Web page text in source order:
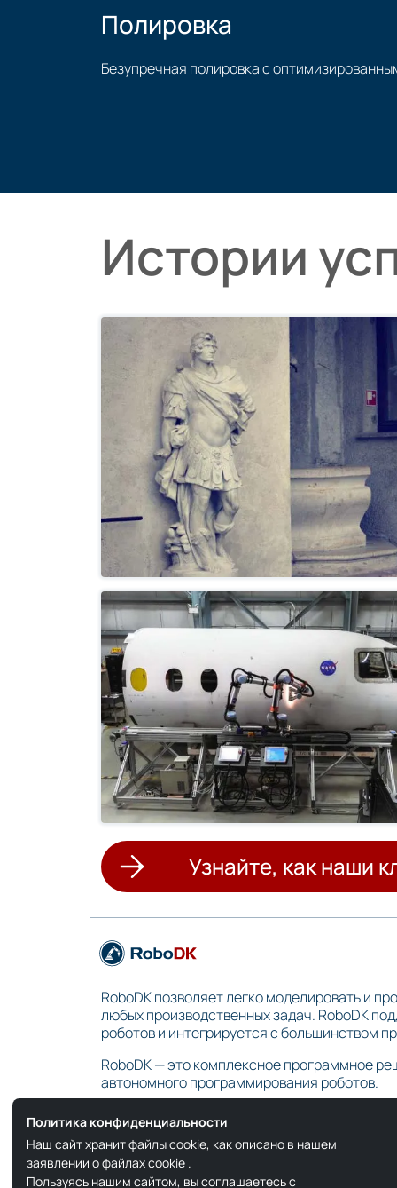
Полировка
Безупречная полировка с
Истории
Узнайте, как наши
RoboDK позволяет легко моделировать и
любых производственных задач. RoboDK
роботов и интегрируется с большинством
RoboDK — это комплексное программное
автономного программирования роботов.
Политика конфиденциальности
Наш сайт хранит файлы cookie, как описано в нашем
заявлении о файлах cookie .
Пользуясь нашим сайтом, вы соглашаетесь с